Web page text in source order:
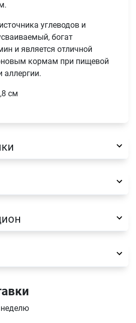
углеводов и
богат
и является отличной
кормам при пищевой
аллергии.
см